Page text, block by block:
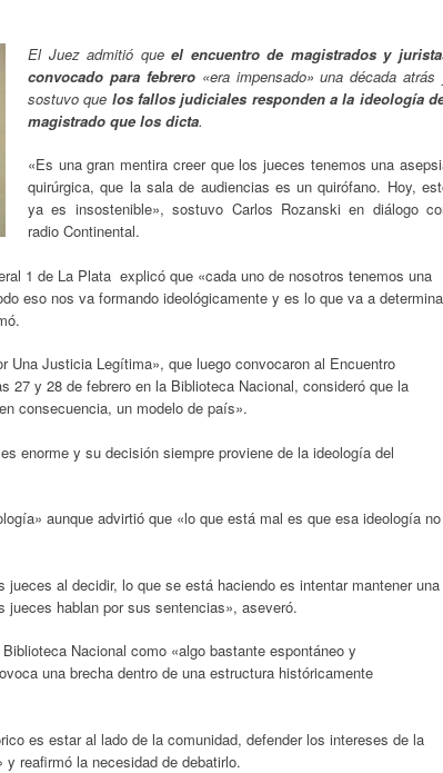
El Juez admitió queel encuentro de magistrados y
convocado para febrero «era impensado» una década atrás
sostuvo que los fallos judiciales responden a la ideología
magistrado que los dicta.
«Es una gran mentira creer que los jueces tenemos una
quirúrgica, que la sala de audiencias es un quirófano. Hoy,
ya es insostenible», sostuvo Carlos Rozanski en diálogo
radio Continental.
1 de La Plata explicó que «cada uno de nosotros tenemos una
eso nos va formando ideológicamente y es lo que va a
Una Justicia Legítima», que luego convocaron al Encuentro
27 y 28 de febrero en la Biblioteca Nacional, consideró que la
consecuencia, un modelo de país».
enorme y su decisión siempre proviene de la ideología del
aunque advirtió que «lo que está mal es que esa ideología no
al decidir, lo que se está haciendo es intentar mantener una
hablan por sus sentencias», aseveró.
Nacional como «algo bastante espontáneo y
una brecha dentro de una estructura históricamente
es estar al lado de la comunidad, defender los intereses de la
reafirmó la necesidad de debatirlo.